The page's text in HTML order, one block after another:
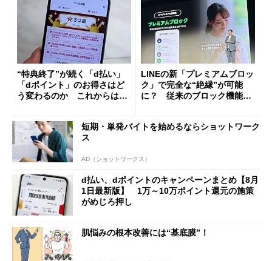
“特典終了”が続く「d払い」
「dポイント」のお得さはど
う変わるのか これからは
LINEの新「プレミアムブロッ
ク」で完全な“絶縁”が可能
に？ 従来のブロック機能と
短期・単発バイトを始めるならショットワーク
ス
AD（ショットワークス）
d払い、dポイントのキャンペーンまとめ【8月
1日最新版】 1万～10万ポイント還元の施策
がめじろ押し
肌悩みの根本改善には“基底膜”！